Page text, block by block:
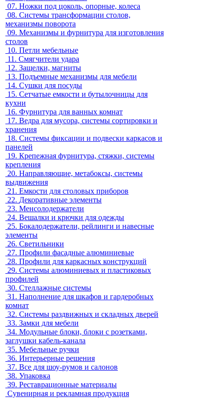
07. Ножки под цоколь, опорные, колеса
08. Системы трансформации столов,
механизмы поворота
09. Механизмы и фурнитура для изготовления
столов
10. Петли мебельные
11. Смягчители удара
12. Защелки, магниты
13. Подъемные механизмы для мебели
14. Сушки для посуды
15. Сетчатые емкости и бутылочницы для
кухни
16. Фурнитура для ванных комнат
17. Ведра для мусора, системы сортировки и
хранения
18. Системы фиксации и подвески каркасов и
панелей
19. Крепежная фурнитура, стяжки, системы
крепления
20. Направляющие, метабоксы, системы
выдвижения
21. Емкости для столовых приборов
22. Декоративные элементы
23. Менсолодержатели
24. Вешалки и крючки для одежды
25. Бокалодержатели, рейлинги и навесные
элементы
26. Светильники
27. Профили фасадные алюминиевые
28. Профили для каркасных конструкций
29. Системы алюминиевых и пластиковых
профилей
30. Стеллажные системы
31. Наполнение для шкафов и гардеробных
комнат
32. Системы раздвижных и складных дверей
33. Замки для мебели
34. Модульные блоки, блоки с розетками,
заглушки кабель-канала
35. Мебельные ручки
36. Интерьерные решения
37. Все для шоу-румов и салонов
38. Упаковка
39. Реставрационные материалы
Сувенирная и рекламная продукция